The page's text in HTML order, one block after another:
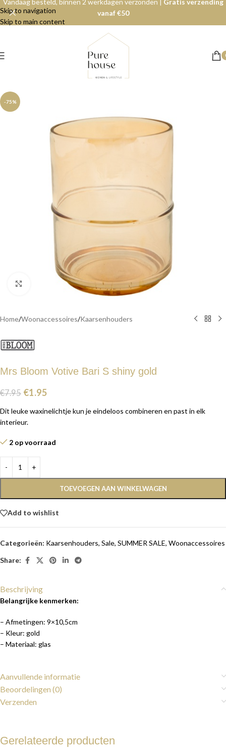
Skip to navigation
Skip to main content
Vandaag besteld, binnen 2 werkdagen verzonden | Gratis verzending
vanaf €50
-75%
Click to enlarge
Home/Woonaccessoires/Kaarsenhouders
Mrs Bloom Votive Bari S shiny gold
€7.95 €1.95
Dit leuke waxinelichtje kun je eindeloos combineren en past in elk
interieur.
2 op voorraad
TOEVOEGEN AAN WINKELWAGEN
Add to wishlist
Categorieën: Kaarsenhouders, Sale, SUMMER SALE, Woonaccessoires
Share:
Beschrijving
Belangrijke kenmerken:
– Afmetingen: 9×10,5cm
– Kleur: gold
– Materiaal: glas
Aanvullende informatie
Beoordelingen (0)
Verzenden
Gerelateerde producten